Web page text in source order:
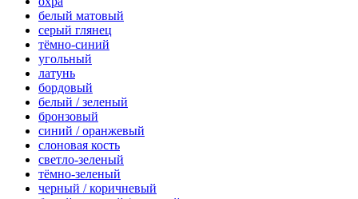
белый матовый
серый глянец
тёмно-синий
угольный
латунь
бордовый
белый / зеленый
бронзовый
синий / оранжевый
слоновая кость
светло-зеленый
тёмно-зеленый
черный / коричневый